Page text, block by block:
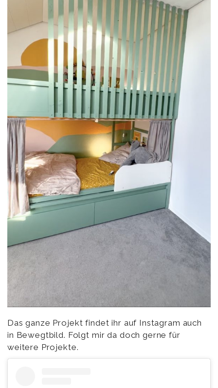
Das ganze Projekt findet ihr auf Instagram auch
in Bewegtbild. Folgt mir da doch gerne für
weitere Projekte.